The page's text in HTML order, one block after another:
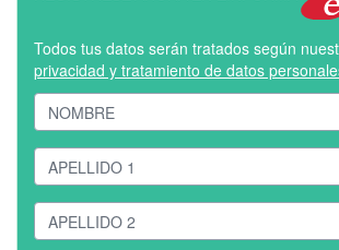
Todos tus datos serán tratados según
privacidad y tratamiento de datos